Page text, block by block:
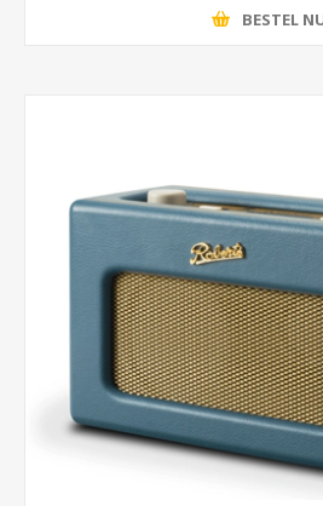
BESTEL